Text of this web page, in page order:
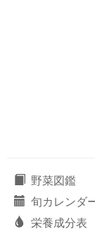
野菜図鑑
旬カレンダ
栄養成分表